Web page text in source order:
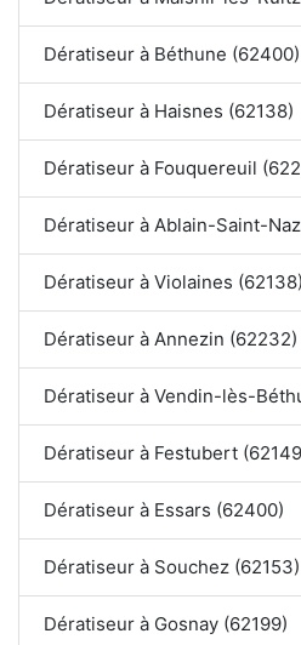
Dératiseur à Béthune (62400)
Dératiseur à Haisnes (62138)
Dératiseur à Fouquereuil
Dératiseur à Ablain-Saint-
Dératiseur à Violaines (62138)
Dératiseur à Annezin (62232)
Dératiseur à Vendin-lès-
Dératiseur à Festubert
Dératiseur à Essars (62400)
Dératiseur à Souchez (62153)
Dératiseur à Gosnay (62199)